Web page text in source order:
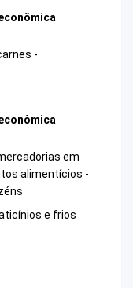
-
em
alimentícios -
e frios